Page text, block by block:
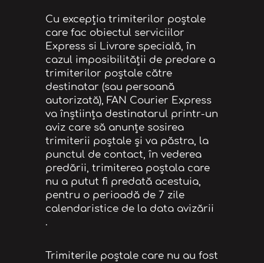
Cu excepția trimiterilor poștale
care fac obiectul serviciilor
Express si Livrare specială, în
cazul imposibilității de predare a
trimiterilor poștale către
destinatar (sau persoană
autorizată), FAN Courier Express
va înștiința destinatarul printr-un
aviz care să anunțe sosirea
trimiterii poștale și va păstra, la
punctul de contact, în vederea
predării, trimiterea poștala care
nu a putut fi predată acestuia,
pentru o perioadă de 7 zile
calendaristice de la data avizării
.
Trimiterile poștale care nu au fost